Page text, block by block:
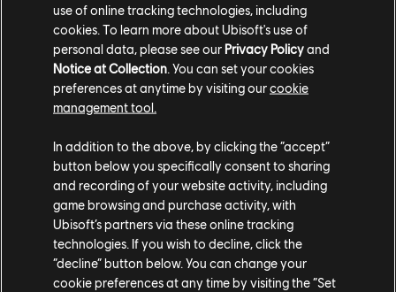
¿Cuál de estas naves personalizadas te gusta más? ¿Qué
aspecto tendría tu caza personal, y cómo reflejaría tu
temible actitud de pirata espacial?
¡Compártelo con nosotros y el resto de Simios espaciales
use of online tracking technologies, including
cookies. To learn more about Ubisoft's use of
personal data, please see our Privacy Policyand
Notice at Collection. You can set your cookies
preferences at anytime by visiting ourcookie
management tool.
In addition to the above, by clicking the “accept”
button below you specifically consent to sharing
and recording of your website activity, including
game browsing and purchase activity, with
Ubisoft’s partners via these online tracking
technologies. If you wish to decline, click the
“decline” button below. You can change your
cookie preferences at any time by visiting the “Set